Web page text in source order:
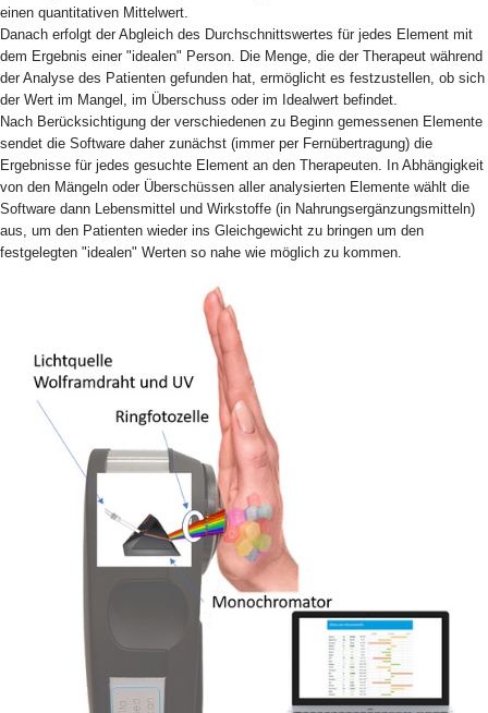
einen quantitativen Mittelwert.
Danach erfolgt der Abgleich des Durchschnittswertes für jedes Element mit
dem Ergebnis einer "idealen" Person. Die Menge, die der Therapeut während
der Analyse des Patienten gefunden hat, ermöglicht es festzustellen, ob sich
der Wert im Mangel, im Überschuss oder im Idealwert befindet.
Nach Berücksichtigung der verschiedenen zu Beginn gemessenen Elemente
sendet die Software daher zunächst (immer per Fernübertragung) die
Ergebnisse für jedes gesuchte Element an den Therapeuten. In Abhängigkeit
von den Mängeln oder Überschüssen aller analysierten Elemente wählt die
Software dann Lebensmittel und Wirkstoffe (in Nahrungsergänzungsmitteln)
aus, um den Patienten wieder ins Gleichgewicht zu bringen um den
festgelegten "idealen" Werten so nahe wie möglich zu kommen.